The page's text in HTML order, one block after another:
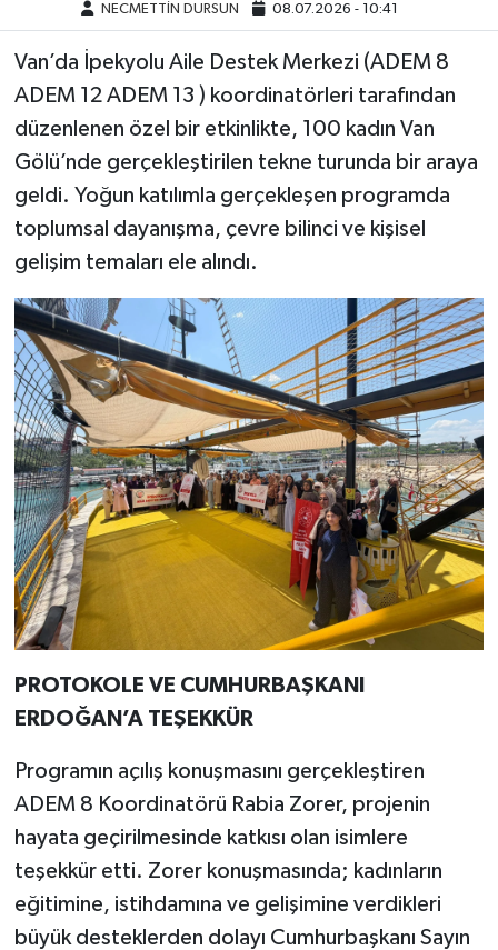
NECMETTİN DURSUN 08.07.2026 - 10:41
Van’da İpekyolu Aile Destek Merkezi (ADEM 8
ADEM 12 ADEM 13 ) koordinatörleri tarafından
düzenlenen özel bir etkinlikte, 100 kadın Van
Gölü’nde gerçekleştirilen tekne turunda bir araya
geldi. Yoğun katılımla gerçekleşen programda
toplumsal dayanışma, çevre bilinci ve kişisel
gelişim temaları ele alındı.
PROTOKOLE VE CUMHURBAŞKANI
ERDOĞAN’A TEŞEKKÜR
Programın açılış konuşmasını gerçekleştiren
ADEM 8 Koordinatörü Rabia Zorer, projenin
hayata geçirilmesinde katkısı olan isimlere
teşekkür etti. Zorer konuşmasında; kadınların
eğitimine, istihdamına ve gelişimine verdikleri
büyük desteklerden dolayı Cumhurbaşkanı Sayın